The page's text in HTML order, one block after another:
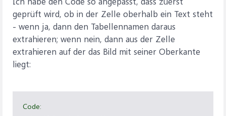
geprüft wird, ob in der Zelle oberhalb ein Text steht
- wenn ja, dann den Tabellennamen daraus
extrahieren; wenn nein, dann aus der Zelle
extrahieren auf der das Bild mit seiner Oberkante
liegt:
Code: